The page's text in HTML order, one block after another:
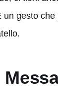
un gesto che